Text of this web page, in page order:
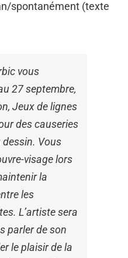
spontanément (texte
vous
27 septembre,
Jeux de lignes
des causeries
Vous
visage lors
la
les
L’artiste sera
parler de son
le plaisir de la